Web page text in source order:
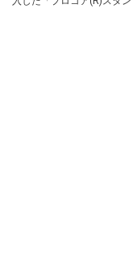
も安心の耐久撥水機能や